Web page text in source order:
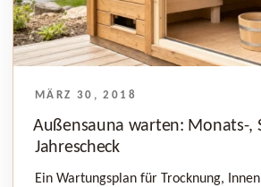
VERÖFFENTLICHT
MÄRZ 30, 2018
Außensauna warten: Monats-,
Jahrescheck
Ein Wartungsplan für Trocknung,